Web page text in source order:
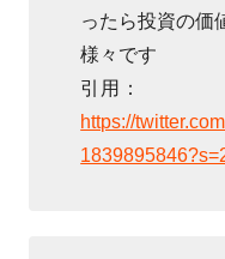
ったら投資の価
様々です
引用：
https://